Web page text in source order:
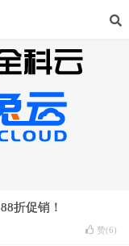
折促销！
赞(6)